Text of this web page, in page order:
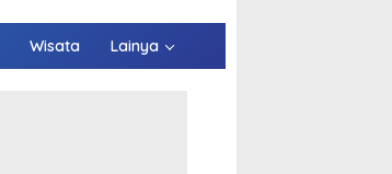
Wisata Lainya